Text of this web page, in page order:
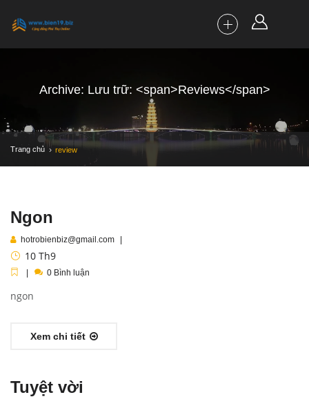
Archive: Lưu trữ: <span>Reviews</span>
Trang chủ review
Ngon
hotrobienbiz@gmail.com
10 Th9
0 Bình luận
ngon
Xem chi tiết
Tuyệt vời